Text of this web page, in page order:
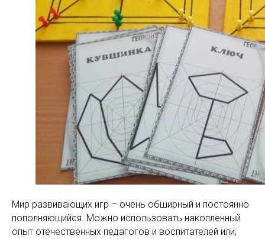
Мир развивающих игр – очень обширный и постоянно
пополняющийся. Можно использовать накопленный
опыт отечественных педагогов и воспитателей или,